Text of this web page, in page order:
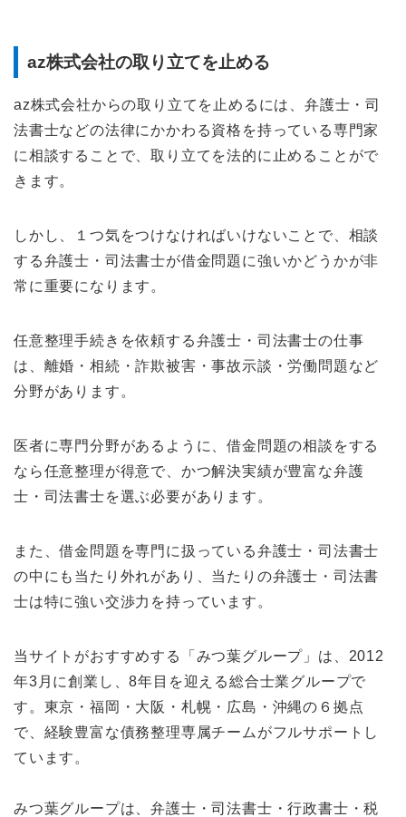
az株式会社の取り立てを止める
az株式会社からの取り立てを止めるには、弁護士・司
法書士などの法律にかかわる資格を持っている専門家
に相談することで、取り立てを法的に止めることがで
きます。
しかし、１つ気をつけなければいけないことで、相談
する弁護士・司法書士が借金問題に強いかどうかが非
常に重要になります。
任意整理手続きを依頼する弁護士・司法書士の仕事
は、離婚・相続・詐欺被害・事故示談・労働問題など
分野があります。
医者に専門分野があるように、借金問題の相談をする
なら任意整理が得意で、かつ解決実績が豊富な弁護
士・司法書士を選ぶ必要があります。
また、借金問題を専門に扱っている弁護士・司法書士
の中にも当たり外れがあり、当たりの弁護士・司法書
士は特に強い交渉力を持っています。
当サイトがおすすめする「みつ葉グループ」は、2012
年3月に創業し、8年目を迎える総合士業グループで
す。東京・福岡・大阪・札幌・広島・沖縄の６拠点
で、経験豊富な債務整理専属チームがフルサポートし
ています。
みつ葉グループは、弁護士・司法書士・行政書士・税